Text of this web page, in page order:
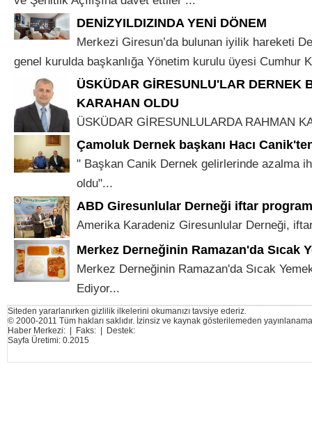
DENİZYILDIZINDA YENİ DÖNEM
Merkezi Giresun’da bulunan iyilik hareketi
genel kurulda başkanlığa Yönetim kurulu üyesi Cumhur
ÜSKÜDAR GİRESUNLU'LAR DERNEK
KARAHAN OLDU
ÜSKÜDAR GİRESUNLULARDA RAHMAN
Çamoluk Dernek başkanı Hacı
" Başkan Canik Dernek gelirlerinde azalma
oldu"...
ABD Giresunlular Derneği iftar
Amerika Karadeniz Giresunlular Derneği,
Merkez Derneğinin Ramazan'da Sıcak
Merkez Derneğinin Ramazan'da Sıcak
Ediyor...
Siteden yararlanırken gizlilik ilkelerini okumanızı tavsiye ederiz.
© 2000-2011 Tüm hakları saklıdır. İzinsiz ve kaynak gösterilemeden
Haber Merkezi: | Faks: | Destek:
Sayfa Üretimi: 0.2015